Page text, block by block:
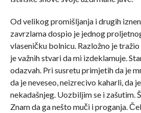
Od velikog promišljanja i drugih
zavrzlama dospio je jednog
vlaseničku bolnicu. Razložno je
je važnih stvari da mi izdeklamuje.
odazvah. Pri susretu primjetih da je
da je neveseo, neizrecivo kaharli, da
nekadašnjeg. Uozbiljim se i zašutim.
Znam da ga nešto muči i proganja.